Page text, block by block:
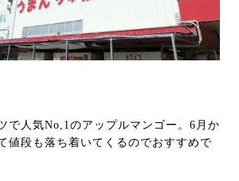
で人気No,1のアップルマンゴー。6月か
値段も落ち着いてくるのでおすすめで